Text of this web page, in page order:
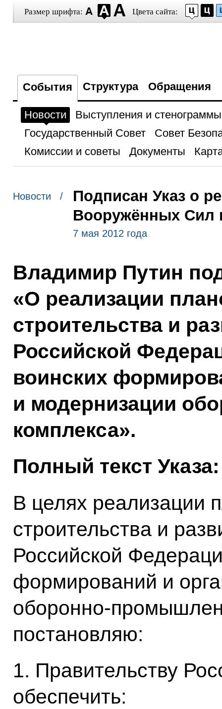
Размер шрифта: Цвета сайта:
События Структура Обращения
Новости
Выступления и стенограммы
Государственный Совет
Совет
Комиссии и советы
Документы
Новости /
Подписан Указ о
Вооружённых Сил
7 мая 2012 года
Владимир Путин
«О реализации
строительства и
Российской
воинских
и модернизации
комплекса».
Полный текст Указа:
В целях реализации
строительства и
Российской
формирований и
оборонно-
постановляю:
1. Правительству
обеспечить: